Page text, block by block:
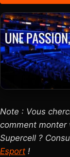
Note : Vous
comment monter
Supercell ?
Esport !